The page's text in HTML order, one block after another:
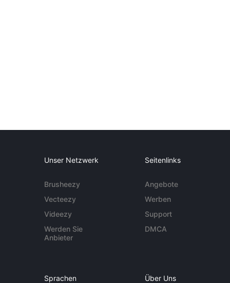
Unser Netzwerk
Brusheezy
Vecteezy
Videezy
Werden Sie
Anbieter
Seitenlinks
Angebote
Werben
Support
DMCA
Sprachen Über Uns